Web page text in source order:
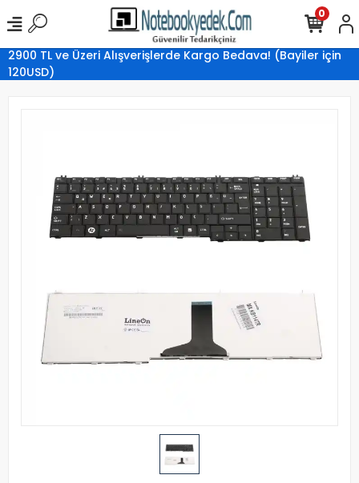
2900 TL ve Üzeri Alışverişlerde Kargo Bedava! (Bayiler için
120USD)
0